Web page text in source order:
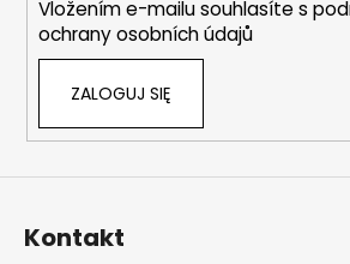
Vložením e-mailu souhlasíte s
ochrany osobních údajů
ZALOGUJ SIĘ
Kontakt